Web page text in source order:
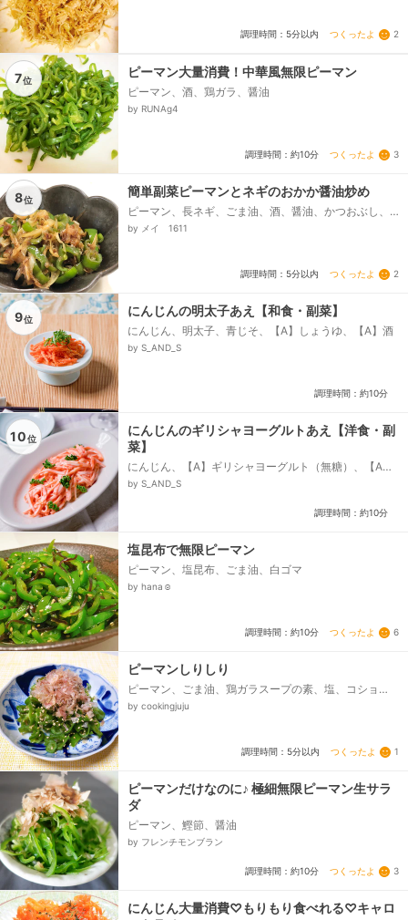
調理時間：5分以内 つくったよ 2
7位
ピーマン大量消費！中華風無限ピーマン
ピーマン、酒、鶏ガラ、醤油
by RUNAg4
調理時間：約10分 つくったよ 3
8位
簡単副菜ピーマンとネギのおかか醤油炒め
ピーマン、長ネギ、ごま油、酒、醤油、かつおぶし、
(お好みで)七味
by メイ 1611
調理時間：5分以内 つくったよ 2
9位
にんじんの明太子あえ【和食・副菜】
にんじん、明太子、青じそ、【A】しょうゆ、【A】酒
by S_AND_S
調理時間：約10分
10位
にんじんのギリシャヨーグルトあえ【洋食・副
菜】
にんじん、【A】ギリシャヨーグルト（無糖）、【A】
塩、【A】砂糖、【A】白みそ、【A】白だし、【A】オ
by S_AND_S
調理時間：約10分
塩昆布で無限ピーマン
ピーマン、塩昆布、ごま油、白ゴマ
by hana☺︎
調理時間：約10分 つくったよ 6
ピーマンしりしり
ピーマン、ごま油、鶏ガラスープの素、塩、コショ
ウ、白ごま、鰹節
by cookingjuju
調理時間：5分以内 つくったよ 1
ピーマンだけなのに♪ 極細無限ピーマン生サラ
ダ
ピーマン、鰹節、醤油
by フレンチモンブラン
調理時間：約10分 つくったよ 3
にんじん大量消費♡もりもり食べれる♡キャロ